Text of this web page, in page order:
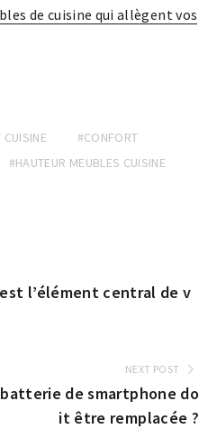
de cuisine qui allègent vos
#CONFORT
#HAUTEUR MEUBLES CUISINE
l’élément central de v
NEXT POST
de smartphone do
it être remplacée ?